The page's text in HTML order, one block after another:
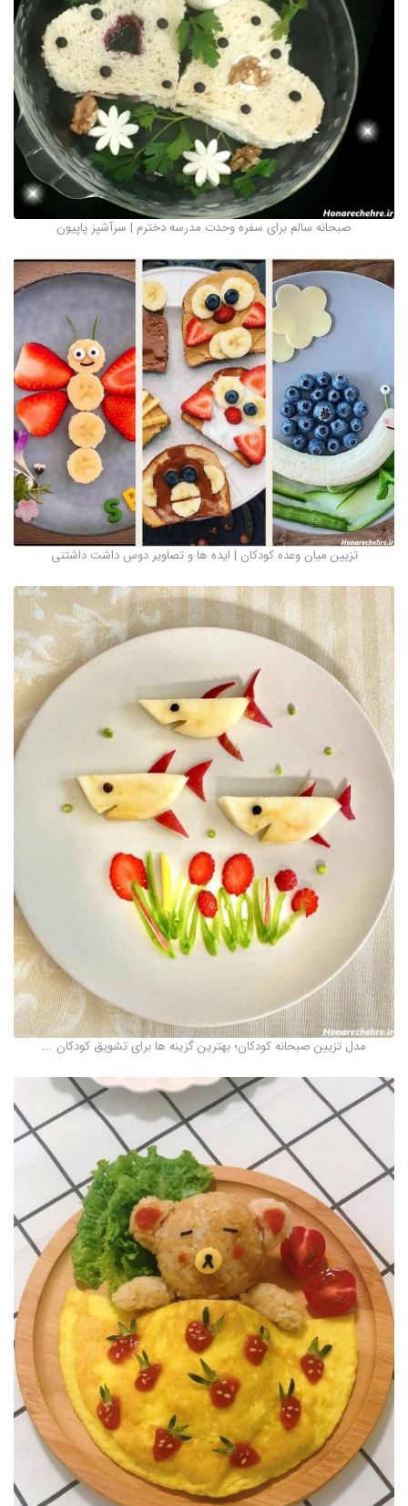
صبحانه سالم برای سفره وحدت مدرسه دخترم | سرآشپز پاپیون
تزیین میان وعده کودکان | ایده ها و تصاویر دوس داشت داشتنی
مدل تزیین صبحانه کودکان؛ بهترین گزینه ها برای تشویق کودکان ...